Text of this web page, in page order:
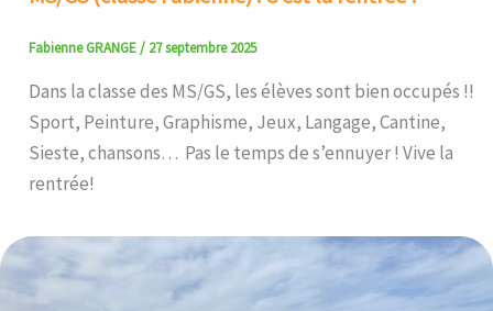
Fabienne GRANGE/ 27 septembre 2025
Dans la classe des MS/GS, les élèves sont bien occupés !!
Sport, Peinture, Graphisme, Jeux, Langage, Cantine,
Sieste, chansons… Pas le temps de s’ennuyer ! Vive la
rentrée!